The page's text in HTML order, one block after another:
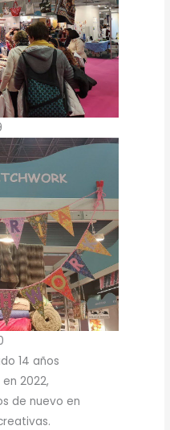
14 años
2022,
de nuevo en